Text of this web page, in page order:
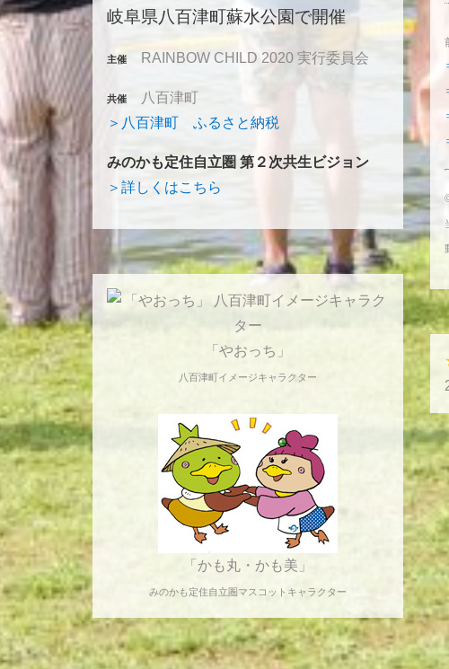
岐阜県八百津町蘇水公園で開催
主催RAINBOW CHILD 2020 実行委員会
共催八百津町
＞八百津町 ふるさと納税
みのかも定住自立圏 第２次共生ビジョン
＞詳しくはこちら
「やおっち」
八百津町イメージキャラクター
「かも丸・かも美」
みのかも定住自立圏マスコットキャラクター